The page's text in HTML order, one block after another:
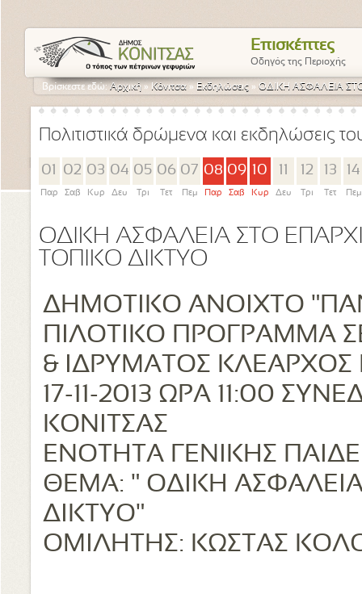
Επισκέπτες
Οδηγός της Περιοχής
Βρίσκεστε εδώ:Αρχική » Κόνιτσα » Εκδηλώσεις » ΟΔΙΚΗ ΑΣΦΑΛΕΙΑ
Πολιτιστικά δρώμενα και εκδηλώσεις
01
Παρ
02
Σαβ
03
Κυρ
04
Δευ
05
Τρι
06
Τετ
07
Πεμ
08
Παρ
09
Σαβ
10
Κυρ Δευ
12
Τρι
13
Τετ
14
Πεμ
ΟΔΙΚΗ ΑΣΦΑΛΕΙΑ ΣΤΟ
ΤΟΠΙΚΟ ΔΙΚΤΥΟ
ΔΗΜΟΤΙΚΟ ΑΝΟΙΧΤΟ
ΠΙΛΟΤΙΚΟ ΠΡΟΓΡΑΜΜΑ
& ΙΔΡΥΜΑΤΟΣ
17-11-2013 ΩΡΑ 11:00
ΚΟΝΙΤΣΑΣ
ΕΝΟΤΗΤΑ ΓΕΝΙΚΗΣ
ΘΕΜΑ: " ΟΔΙΚΗ
ΔΙΚΤΥΟ"
ΟΜΙΛΗΤΗΣ: ΚΩΣΤΑΣ